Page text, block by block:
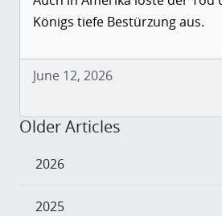
Königs tiefe Bestürzung aus.
June 12, 2026
Older Articles
2026
2025